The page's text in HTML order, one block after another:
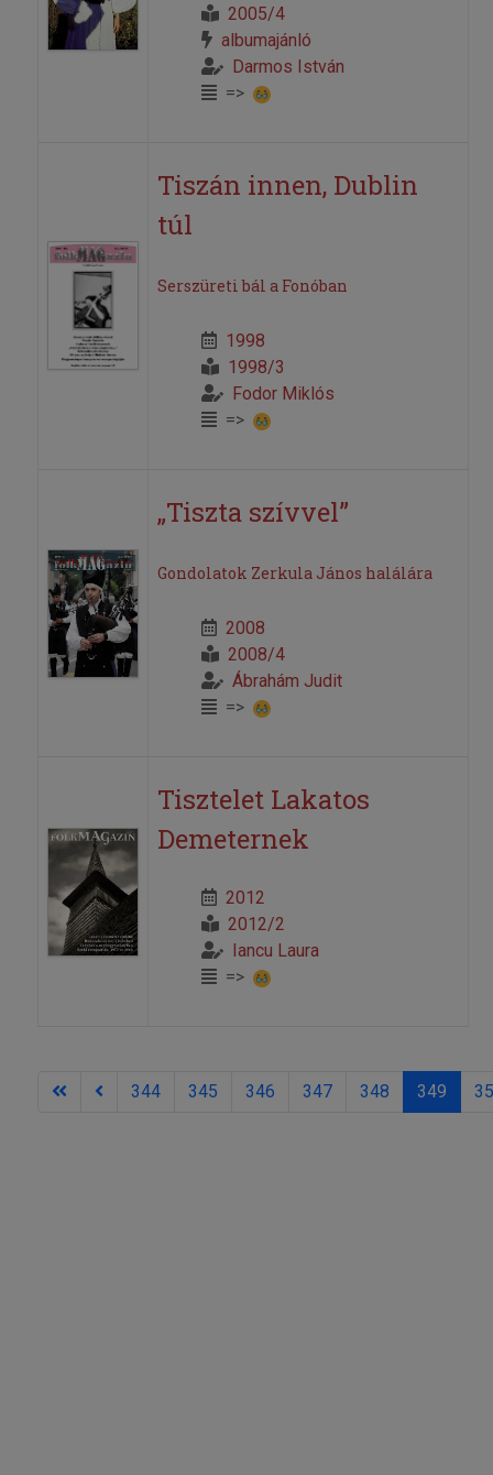
2005/4
albumajánló
Darmos István
=>
Tiszán innen, Dublin
túl
Serszüreti bál a Fonóban
1998
1998/3
Fodor Miklós
=>
„Tiszta szívvel”
Gondolatok Zerkula János halálára
2008
2008/4
Ábrahám Judit
=>
Tisztelet Lakatos
Demeternek
2012
2012/2
Iancu Laura
=>
344 345 346 347 348 349